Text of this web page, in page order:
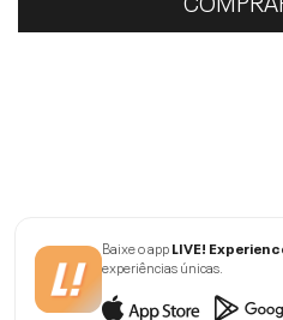
Baixe o appLIVE!
experiências únicas.